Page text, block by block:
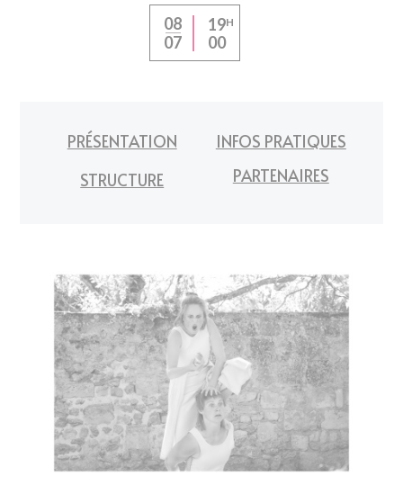
08
07
19H
00
PRÉSENTATION
INFOS PRATIQUES
STRUCTURE
PARTENAIRES